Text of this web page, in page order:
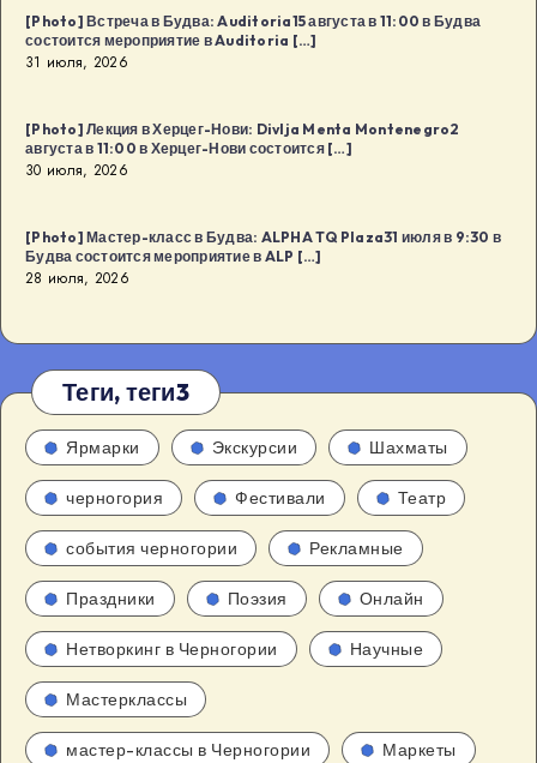
[Photo] Встреча в Будва: Auditoria15 августа в 11:00 в Будва
состоится мероприятие в Auditoria […]
31 июля, 2026
[Photo] Лекция в Херцег-Нови: Divlja Menta Montenegro2
августа в 11:00 в Херцег-Нови состоится […]
30 июля, 2026
[Photo] Мастер-класс в Будва: ALPHA TQ Plaza31 июля в 9:30 в
Будва состоится мероприятие в ALP […]
28 июля, 2026
Теги, теги3
Ярмарки Экскурсии Шахматы
черногория Фестивали Театр
события черногории Рекламные
Праздники Поэзия Онлайн
Нетворкинг в Черногории Научные
Мастерклассы
мастер-классы в Черногории Маркеты